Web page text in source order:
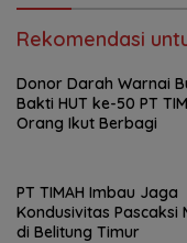
Rekomendasi
Donor Darah Warnai
Bakti HUT ke-50 PT
Orang Ikut Berbagi
PT TIMAH Imbau Jaga
Kondusivitas Pascaksi
di Belitung Timur